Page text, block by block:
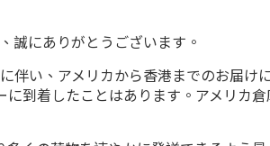
誠にありがとうございます。
伴い、アメリカから香港までのお届け
到着したことはあります。アメリカ